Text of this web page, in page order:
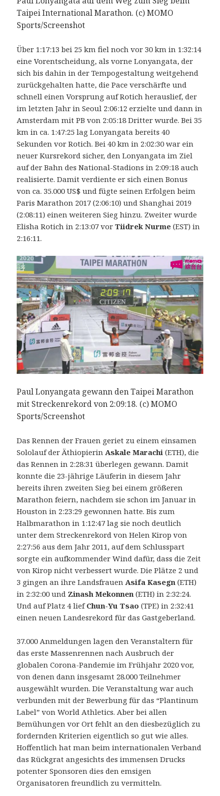
Taipei International Marathon. (c) MOMO
Sports/Screenshot
Über 1:17:13 bei 25 km fiel noch vor 30 km in 1:32:14
eine Vorentscheidung, als vorne Lonyangata, der
sich bis dahin in der Tempogestaltung weitgehend
zurückgehalten hatte, die Pace verschärfte und
schnell einen Vorsprung auf Rotich herauslief, der
im letzten Jahr in Seoul 2:06:12 erzielte und dann in
Amsterdam mit PB von 2:05:18 Dritter wurde. Bei 35
km in ca. 1:47:25 lag Lonyangata bereits 40
Sekunden vor Rotich. Bei 40 km in 2:02:30 war ein
neuer Kursrekord sicher, den Lonyangata im Ziel
auf der Bahn des National-Stadions in 2:09:18 auch
realisierte. Damit verdiente er sich einen Bonus
von ca. 35.000 US$ und fügte seinen Erfolgen beim
Paris Marathon 2017 (2:06:10) und Shanghai 2019
(2:08:11) einen weiteren Sieg hinzu. Zweiter wurde
Elisha Rotich in 2:13:07 vorTiidrek Nurme (EST) in
2:16:11.
Paul Lonyangata gewann den Taipei Marathon
mit Streckenrekord von 2:09:18. (c) MOMO
Sports/Screenshot
Das Rennen der Frauen geriet zu einem einsamen
Sololauf der ÄthiopierinAskale Marachi (ETH), die
das Rennen in 2:28:31 überlegen gewann. Damit
konnte die 23-jährige Läuferin in diesem Jahr
bereits ihren zweiten Sieg bei einem größeren
Marathon feiern, nachdem sie schon im Januar in
Houston in 2:23:29 gewonnen hatte. Bis zum
Halbmarathon in 1:12:47 lag sie noch deutlich
unter dem Streckenrekord von Helen Kirop von
2:27:56 aus dem Jahr 2011, auf dem Schlusspart
sorgte ein aufkommender Wind dafür, dass die Zeit
von Kirop nicht verbessert wurde. Die Plätze 2 und
3 gingen an ihre LandsfrauenAsifa Kasegn (ETH)
in 2:32:00 und Zinash Mekonnen (ETH) in 2:32:24.
Und auf Platz 4 liefChun-Yu Tsao (TPE) in 2:32:41
einen neuen Landesrekord für das Gastgeberland.
37.000 Anmeldungen lagen den Veranstaltern für
das erste Massenrennen nach Ausbruch der
globalen Corona-Pandemie im Frühjahr 2020 vor,
von denen dann insgesamt 28.000 Teilnehmer
ausgewählt wurden. Die Veranstaltung war auch
verbunden mit der Bewerbung für das “Plantinum
Label” von World Athletics. Aber bei allen
Bemühungen vor Ort fehlt an den diesbezüglich zu
fordernden Kriterien eigentlich so gut wie alles.
Hoffentlich hat man beim internationalen Verband
das Rückgrat angesichts des immensen Drucks
potenter Sponsoren dies den emsigen
Organisatoren freundlich zu vermitteln.